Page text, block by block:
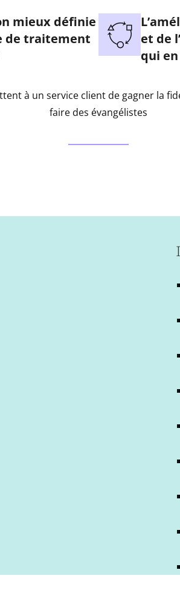
mieux définie
de traitement
et de
qui
à un service client de gagner la
faire des évangélistes